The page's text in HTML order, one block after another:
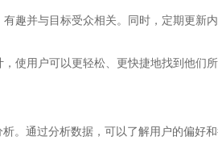
趣并与目标受众相关。同时，定期更新
使用户可以更轻松、更快捷地找到他
。通过分析数据，可以了解用户的偏好